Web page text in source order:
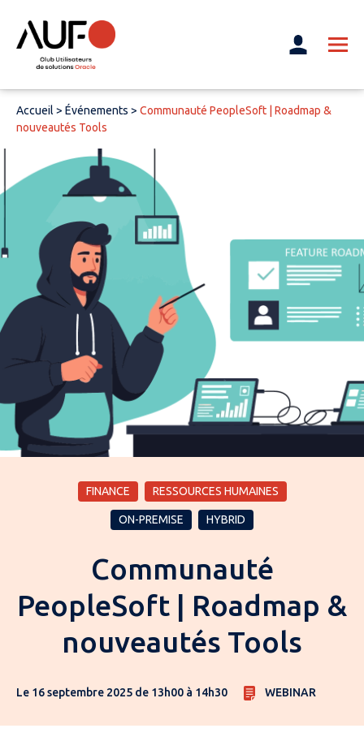
Accueil > Événements > Communauté PeopleSoft | Roadmap &
nouveautés Tools
FINANCE RESSOURCES HUMAINES
ON-PREMISE HYBRID
Communauté
PeopleSoft | Roadmap &
nouveautés Tools
Le 16 septembre 2025 de 13h00 à 14h30 WEBINAR